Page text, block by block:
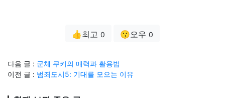
👍최고 0 😗오우 0
다음 글 : 군체 쿠키의 매력과 활용법
이전 글 : 범죄도시5: 기대를 모으는 이유